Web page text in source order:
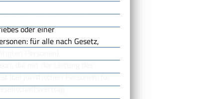
zur Vorlage bei einer
oder einer
für alle nach Gesetz,
Personen)
die mit der Leitung des
(bei juristischen Personen: für